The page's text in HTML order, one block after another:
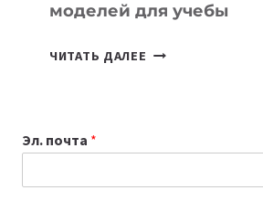
моделей для учебы
ЧИТАТЬ ДАЛЕЕ КАКОЙ
2026:
Эл. почта *